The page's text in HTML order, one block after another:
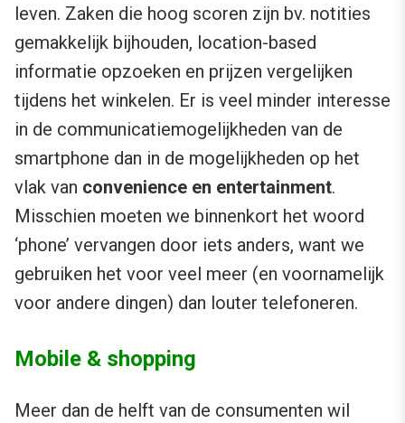
leven. Zaken die hoog scoren zijn bv. notities
gemakkelijk bijhouden, location-based
informatie opzoeken en prijzen vergelijken
tijdens het winkelen. Er is veel minder interesse
in de communicatiemogelijkheden van de
smartphone dan in de mogelijkheden op het
vlak van convenience en entertainment.
Misschien moeten we binnenkort het woord
‘phone’ vervangen door iets anders, want we
gebruiken het voor veel meer (en voornamelijk
voor andere dingen) dan louter telefoneren.
Mobile & shopping
Meer dan de helft van de consumenten wil